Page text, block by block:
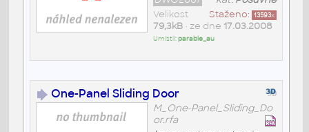
Staženo: 13593x
Velikost
79,3kB• ze dne 17.03.2008
Umístil:parable_au
One-Panel Sliding Door
M_One-Panel_Sliding_Do
or.rfa